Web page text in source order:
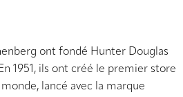
ont fondé Hunter Douglas
1951, ils ont créé le premier store
lancé avec la marque